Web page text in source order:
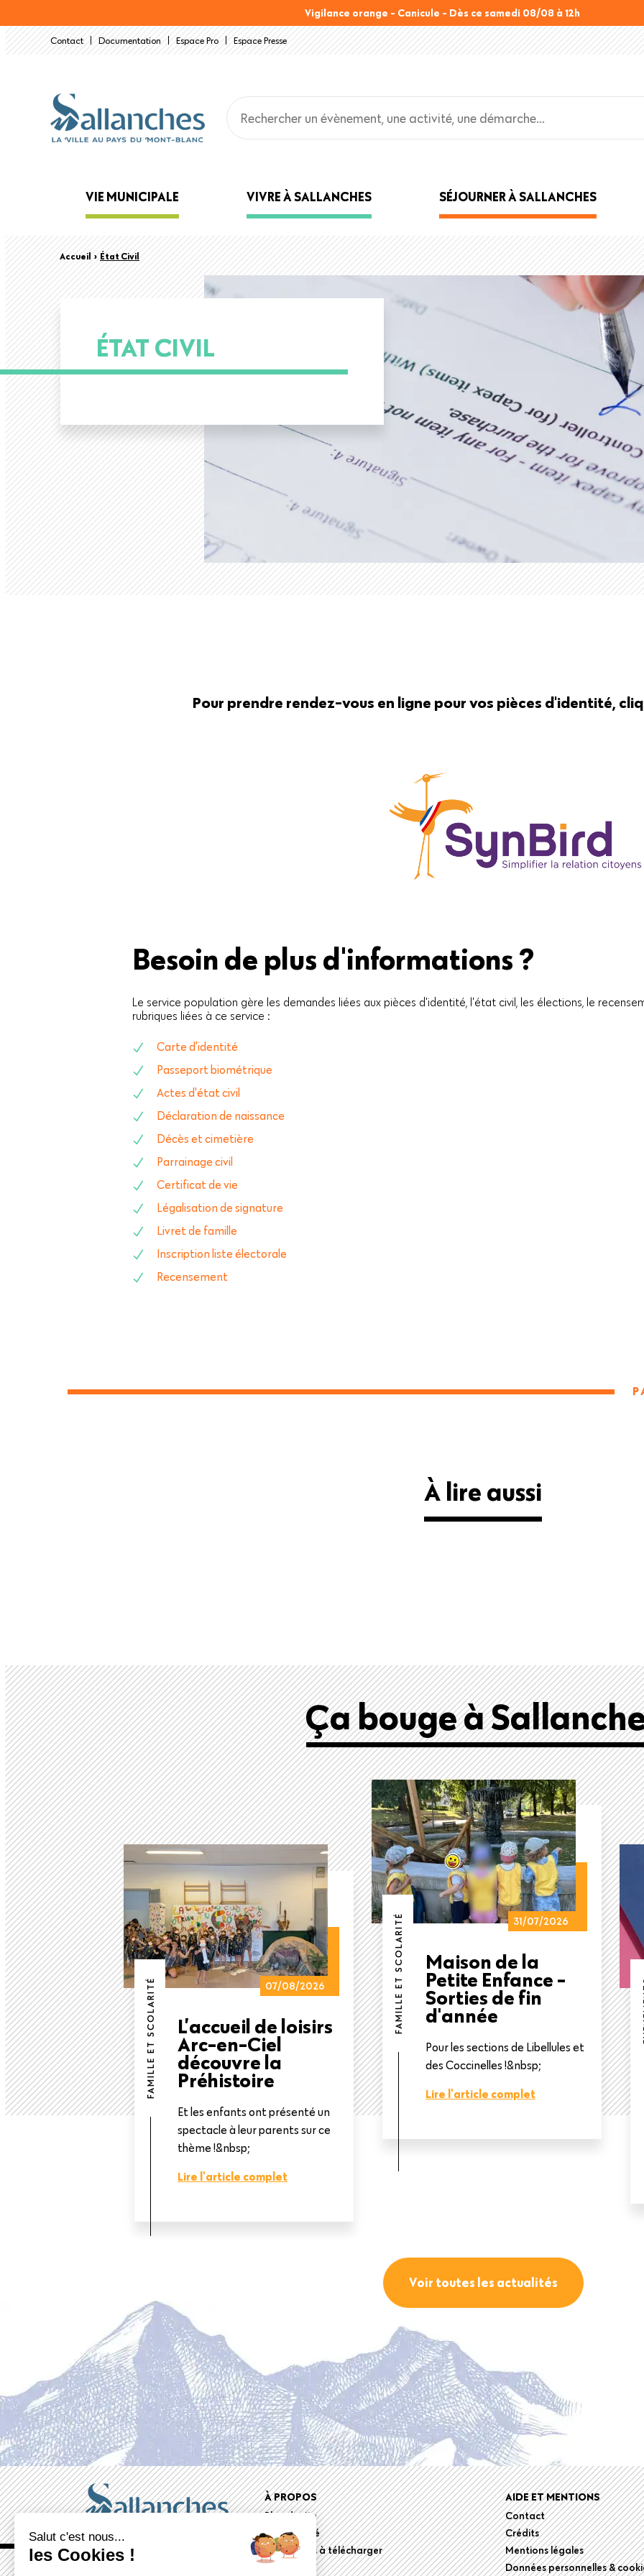
au
Vigilance orange - Canicule - Dès ce samedi 08/08 à 12h
Contact Documentation Espace Pro Espace Presse
Main
navigation
VIE MUNICIPALE VIVRE À SALLANCHES SÉJOURNER À SALLANCHES
Fil
d'Ariane
Accueil › État Civil
ÉTAT CIVIL
Pour prendre rendez-vous en ligne pour vos pièces d'identité,
Besoin de plus d'informations ?
Le service population gère les demandes liées aux pièces d'identité, l'état civil, les élections, le
rubriques liées à ce service :
Carte d'identité
Passeport biométrique
Actes d'état civil
Déclaration de naissance
Décès et cimetière
Parrainage civil
Certificat de vie
Légalisation de signature
Livret de famille
Inscription liste électorale
Recensement
À lire aussi
Ça bouge à
FAMILLE ET SCOLARITÉ 07/08/2026
L’accueil de loisirs
Arc-en-Ciel
découvre la
Préhistoire
Et les enfants ont présenté un
spectacle à leur parents sur ce
thème !&nbsp;
Lire l'article complet
FAMILLE ET SCOLARITÉ 31/07/2026
Maison de la
Petite Enfance -
Sorties de fin
d'année
Pour les sections de Libellules et
des Coccinelles !&nbsp;
Lire l'article complet
Voir toutes les actualités
Footer
menu
À PROPOS
Plan du site
Accessibilité
Documents à télécharger
AIDE ET MENTIONS
Contact
Crédits
Mentions légales
Données personnelles &
Salut c'est nous...
les Cookies !